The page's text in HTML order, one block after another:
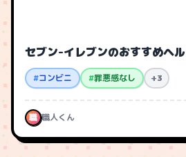
セブン-イレブンのおすすめヘ
#コンビニ #罪悪感なし +3
職 職人くん